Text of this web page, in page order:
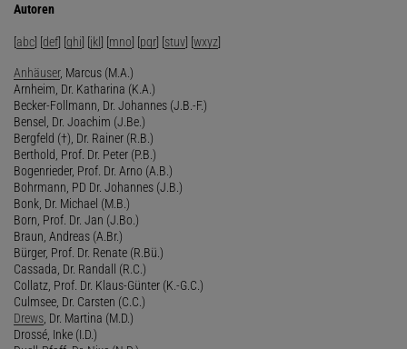
Autoren
[abc] [def] [ghi] [jkl] [mno] [pqr] [stuv] [wxyz]
Anhäuser, Marcus (M.A.)
Arnheim, Dr. Katharina (K.A.)
Becker-Follmann, Dr. Johannes (J.B.-F.)
Bensel, Dr. Joachim (J.Be.)
Bergfeld (†), Dr. Rainer (R.B.)
Berthold, Prof. Dr. Peter (P.B.)
Bogenrieder, Prof. Dr. Arno (A.B.)
Bohrmann, PD Dr. Johannes (J.B.)
Bonk, Dr. Michael (M.B.)
Born, Prof. Dr. Jan (J.Bo.)
Braun, Andreas (A.Br.)
Bürger, Prof. Dr. Renate (R.Bü.)
Cassada, Dr. Randall (R.C.)
Collatz, Prof. Dr. Klaus-Günter (K.-G.C.)
Culmsee, Dr. Carsten (C.C.)
Drews , Dr. Martina (M.D.)
Drossé, Inke (I.D.)